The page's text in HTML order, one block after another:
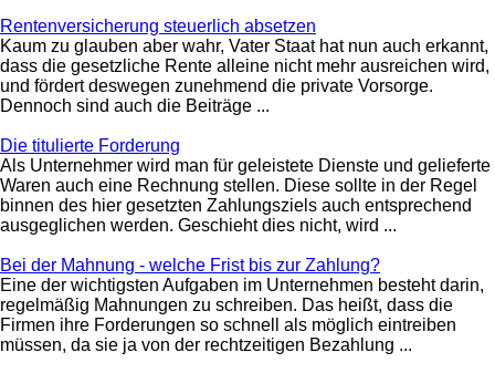
Rentenversicherung steuerlich absetzen
Kaum zu glauben aber wahr, Vater Staat hat nun auch erkannt,
dass die gesetzliche Rente alleine nicht mehr ausreichen wird,
und fördert deswegen zunehmend die private Vorsorge.
Dennoch sind auch die Beiträge ...
Die titulierte Forderung
Als Unternehmer wird man für geleistete Dienste und gelieferte
Waren auch eine Rechnung stellen. Diese sollte in der Regel
binnen des hier gesetzten Zahlungsziels auch entsprechend
ausgeglichen werden. Geschieht dies nicht, wird ...
Bei der Mahnung - welche Frist bis zur Zahlung?
Eine der wichtigsten Aufgaben im Unternehmen besteht darin,
regelmäßig Mahnungen zu schreiben. Das heißt, dass die
Firmen ihre Forderungen so schnell als möglich eintreiben
müssen, da sie ja von der rechtzeitigen Bezahlung ...